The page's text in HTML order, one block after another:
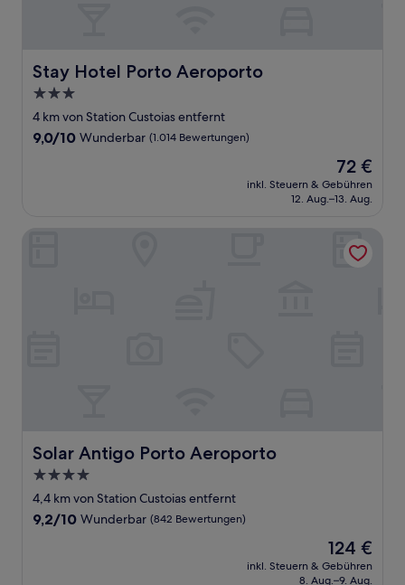
Stay Hotel Porto Aeroporto
Stay Hotel Porto Aeroporto
3.0-
Sterne-
Unterkunft
4 km von Station Custoias entfernt
9.0
9,0/10 Wunderbar (1.014 Bewertungen)
Der
Preis
beträgt
72 €
inkl. Steuern & Gebühren
12. Aug.–13. Aug.
Solar Antigo Porto Aeroporto
Solar Antigo Porto Aeroporto
4.0-
Sterne-
Unterkunft
4,4 km von Station Custoias entfernt
9.2
9,2/10 Wunderbar (842 Bewertungen)
Der
Preis
beträgt
124 €
inkl. Steuern & Gebühren
8. Aug.–9. Aug.